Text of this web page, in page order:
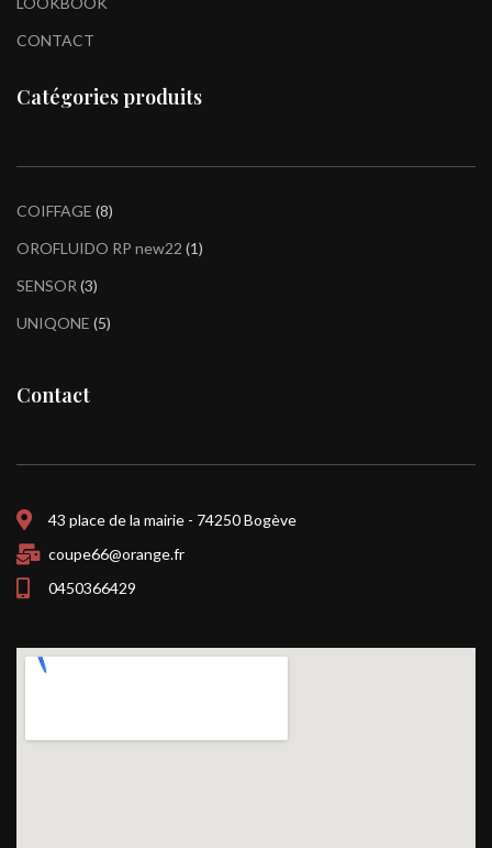
CONTACT
Catégories produits
COIFFAGE 8
OROFLUIDO RP new22 1
SENSOR 3
UNIQONE 5
Contact
43 place de la mairie - 74250 Bogève
coupe66@orange.fr
0450366429